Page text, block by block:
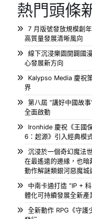
熱門頭條
7 月版號發放規模創
高質量發展清晰風向
線下沉浸樂園開闢國
心發展新方向
Kalypso Media 慶祝
界
第八屆 “講好中國故
全面啟動
Ironhide 慶祝《王國
6：起源》引入經典模
沉浸於一個奇幻魔法
在最遙遠的邊緣，也
動作解謎類銀河惡魔城
中南卡通打造 “IP +
體化可持續發展全新產
全新動作 RPG《守護